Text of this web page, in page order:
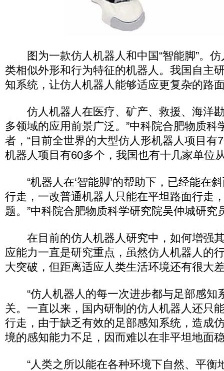
图为一款仿人机器人和中国“智能脚”。仿
类相似外形和行为特征的机器人。我国自主
知系统，让仿人机器人能够适应更复杂的路
仿人机器人在医疗、矿产、救援、海洋
多领域的应用前景广泛。”中科院合肥物质科
者，“目前全世界的大型仿人形机器人项目有
机器人项目有60多个，我国也有十几家单位
“机器人在‘智能脚’的帮助下，已经能在
行走，一改普通机器人只能在平坦路面行走
题。”中科院合肥物质科学研究院吴仲城研究
在目前的仿人机器人研究中，如何增强
应能力一直是研究重点，虽然仿人机器人的
大突破，但距离适应人类生活环境还有很大
“仿人机器人的每一次进步都与足部感知
关。一直以来，国内研制的仿人机器人还只
行走，由于缺乏有效的足部感知系统，造成
境的感知能力不足，因而难以在非平坦地面
“人类之所以能在各种环境下自然、平衡